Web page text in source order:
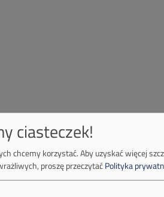
ciasteczek!
chcemy korzystać.Aby uzyskać więcej
proszę przeczytaćPolityka